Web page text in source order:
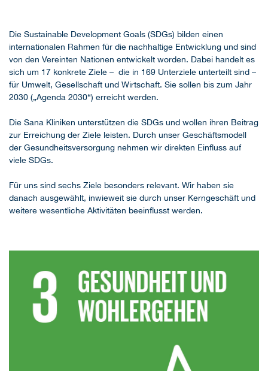
Die Sustainable Development Goals (SDGs) bilden einen
internationalen Rahmen für die nachhaltige Entwicklung und sind
von den Vereinten Nationen entwickelt worden. Dabei handelt es
sich um 17 konkrete Ziele – die in 169 Unterziele unterteilt sind –
für Umwelt, Gesellschaft und Wirtschaft. Sie sollen bis zum Jahr
2030 („Agenda 2030“) erreicht werden.
Die Sana Kliniken unterstützen die SDGs und wollen ihren Beitrag
zur Erreichung der Ziele leisten. Durch unser Geschäftsmodell
der Gesundheitsversorgung nehmen wir direkten Einfluss auf
viele SDGs.
Für uns sind sechs Ziele besonders relevant. Wir haben sie
danach ausgewählt, inwieweit sie durch unser Kerngeschäft und
weitere wesentliche Aktivitäten beeinflusst werden.